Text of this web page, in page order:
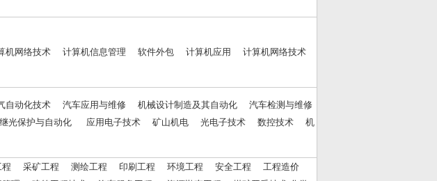
机网络技术 计算机信息管理 软件外包 计算机应用 计算机网络技术
动化技术 汽车应用与维修 机械设计制造及其自动化 汽车检测与维修
光保护与自动化 应用电子技术 矿山机电 光电子技术 数控技术 机
采矿工程 测绘工程 印刷工程 环境工程 安全工程 工程造价